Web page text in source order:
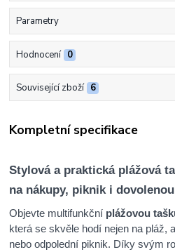
Parametry
Hodnocení 0
Související zboží 6
Kompletní specifikace
Stylová a praktická plážová
na nákupy, piknik i dovolenou
Objevte multifunkční plážovou
která se skvěle hodí nejen na pláž,
nebo odpolední piknik. Díky svým